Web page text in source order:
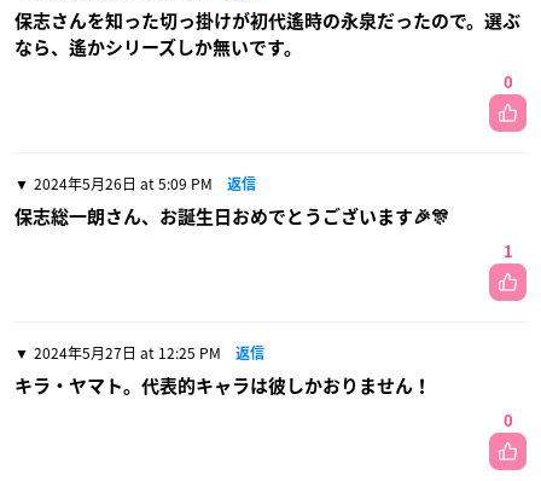
保志さんを知った切っ掛けが初代遙時の永泉だったので。選ぶ
なら、遙かシリーズしか無いです。
0
2024年5月26日 at 5:09 PM 返信
保志総一朗さん、お誕生日おめでとうございます🎉🎊
1
2024年5月27日 at 12:25 PM 返信
キラ・ヤマト。代表的キャラは彼しかおりません！
0